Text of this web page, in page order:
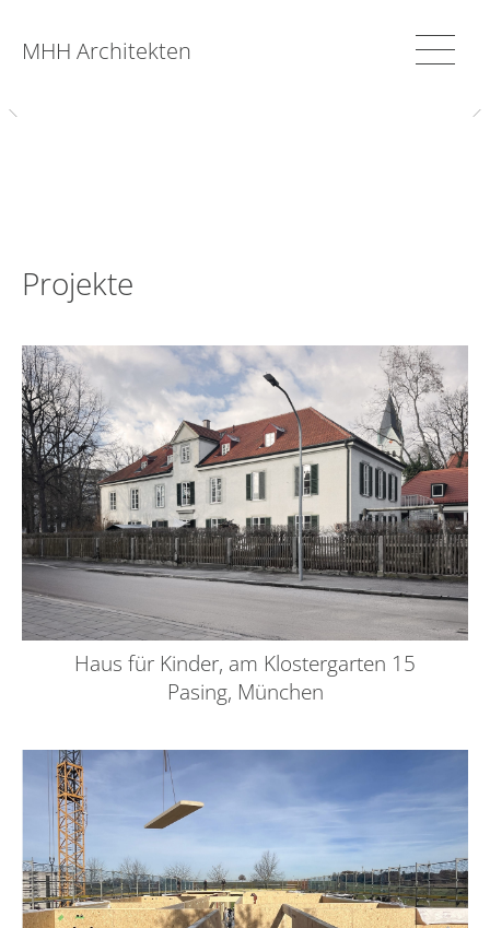
MHH Architekten
Projekte
Haus für Kinder, am Klostergarten 15
Pasing, München